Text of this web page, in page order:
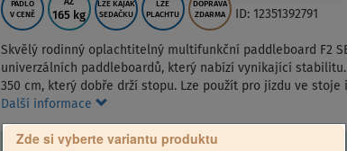
PÁDLO
V CENĚ
AŽ
165 kg
LZE KAJAK
SEDAČKU
LZE
PLACHTU
DOPRAVA
ZDARMA
ID: 12351392791
Skvělý rodinný oplachtitelný multifunkční paddleboard F2
univerzálních paddleboardů, který nabízí vynikající
350 cm, který dobře drží stopu. Lze použít pro jízdu ve
Další informace
Zde si vyberte variantu produktu